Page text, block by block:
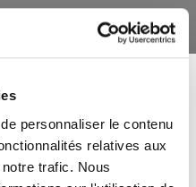
personnaliser le contenu
relatives aux
trafic. Nous